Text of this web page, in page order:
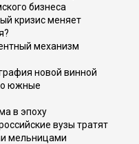
бизнеса
кризис меняет
механизм
новой винной
южные
в эпоху
вузы тратят
мельницами